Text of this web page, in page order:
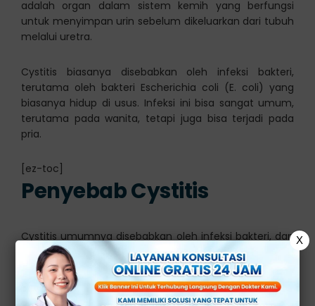
adalah organ dalam sistem kemih yang berfungsi
untuk menyimpan urin sebelum dikeluarkan dari tubuh
melalui uretra.
Cystitis biasanya disebabkan oleh infeksi bakteri,
terutama oleh bakteri Escherichia coli (E. coli) yang
biasanya hidup di usus. Infeksi ini bisa sangat umum,
terutama pada wanita, tetapi juga bisa terjadi pada
pria.
[ez-toc]
Penyebab Cystitis
Cystitis umumnya disebabkan oleh infeksi bakteri, dan
bakteri E. coli adalah penyebab utama. Infeksi ini terjadi
ketika bakteri masuk ke kandung kemih melalui uretra
(saluran yang menghubungkan kandung kemih
dengan luar tubuh).
X